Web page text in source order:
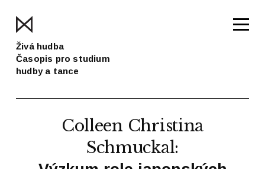
Živá hudba
Časopis pro studium
hudby a tance
Colleen Christina
Schmuckal: